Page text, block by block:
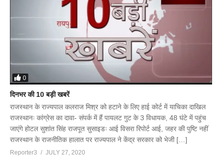
0
दिनभर की 10 बड़ी खबरें
राजस्थान के राज्यपाल कलराज मिश्र को हटाने के लिए हाई कोर्ट में याचिका दाखिल
राजस्थानः कांग्रेस का दावा- संपर्क में हैं पायलट गुट के 3 विधायक, 48 घंटे में पहुंच
जाएंगे होटल सुशांत सिंह राजपूत सुसाइडः आई विसरा रिपोर्ट आई, जहर की पुष्टि नहीं
राजस्थान के राजनीतिक हालात पर राज्यपाल ने केंद्र सरकार को भेजी […]
Reporter3
JULY 27, 2020